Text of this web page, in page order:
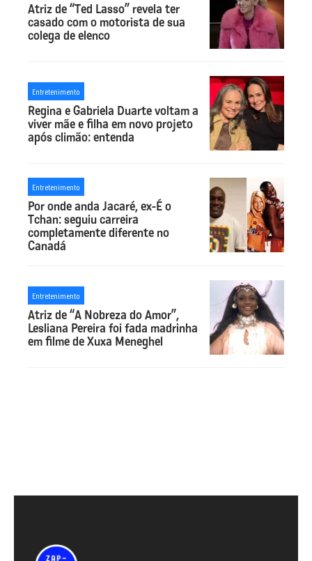
Atriz de “Ted Lasso” revela ter
casado com o motorista de sua
colega de elenco
Entretenimento
Regina e Gabriela Duarte voltam a
viver mãe e filha em novo projeto
após climão: entenda
Entretenimento
Por onde anda Jacaré, ex-É o
Tchan: seguiu carreira
completamente diferente no
Canadá
Entretenimento
Atriz de “A Nobreza do Amor”,
Lesliana Pereira foi fada madrinha
em filme de Xuxa Meneghel